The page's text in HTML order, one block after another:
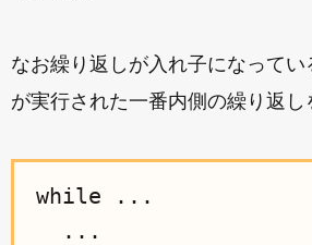
なお繰り返しが入れ子になってい
が実行された一番内側の繰り返し
while ...
  ...